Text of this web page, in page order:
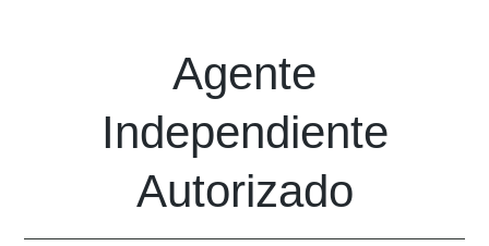
Agente
Independiente
Autorizado